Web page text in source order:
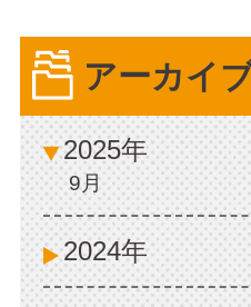
アーカイ
2025年
9月
2024年